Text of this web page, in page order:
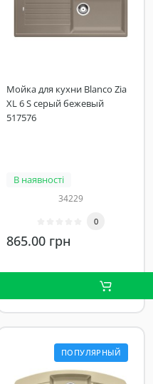
Мойка для кухни Blanco Zia
XL 6 S серый бежевый
517576
В наявності
34229
0
865.00 грн
ПОПУЛЯРНЫЙ